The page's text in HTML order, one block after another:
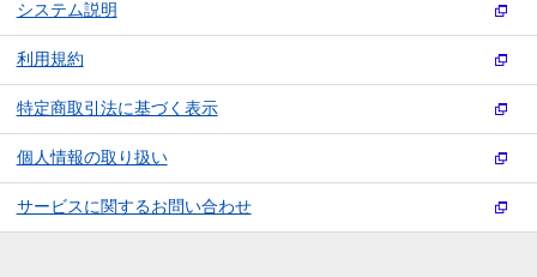
システム説明
利用規約
特定商取引法に基づく表示
個人情報の取り扱い
サービスに関するお問い合わせ